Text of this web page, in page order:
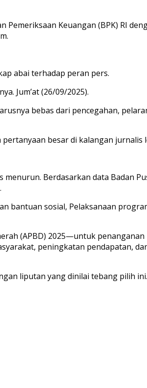
Keuangan (BPK) RI
abai terhadap peran pers.
Jum’at (26/09/2025).
bebas dari pencegahan,
besar di kalangan jurnalis
Berdasarkan data Badan
bantuan sosial, Pelaksanaan
(APBD) 2025—untuk penanganan
peningkatan pendapatan,
liputan yang dinilai tebang pilih